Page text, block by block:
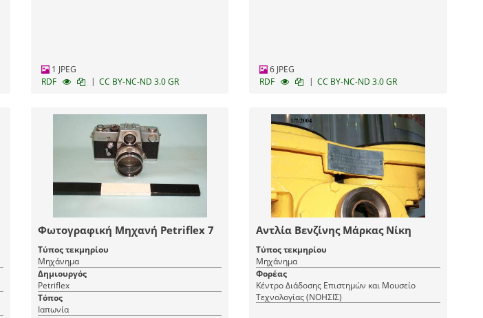
1 JPEG
RDF
| CC BY-NC-ND 3.0 GR
6 JPEG
RDF
| CC BY-NC-ND 3.0 GR
Φωτογραφική Μηχανή Petriflex 7
Τύπος τεκμηρίου
Μηχάνημα
Δημιουργός
Petriflex
Τόπος
Ιαπωνία
Αντλία Βενζίνης Μάρκας Νίκη
Τύπος τεκμηρίου
Μηχάνημα
Φορέας
Κέντρο Διάδοσης Επιστημών και Μουσείο
Τεχνολογίας (ΝΟΗΣΙΣ)